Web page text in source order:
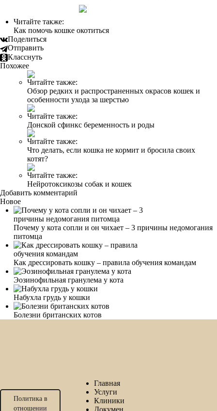
Читайте также:
Как помочь кошке окотиться
Поделиться
Отправить
Класснуть
Похожее
Читайте также:
Обзор редких и распространенных окрасов кошек и
особенности ухода за шерстью
Читайте также:
Донской сфинкс беременность и роды
Читайте также:
Что делать, если кошка не кормит и бросила своих
котят?
Читайте также:
Нейротоксикозы собак и кошек
Добавить комментарий
Новое
Почему у кота сопли и он чихает – 3 причины недомогания
питомца
Как дрессировать кошку – правила обучения командам
Эозинофильная гранулема у кота
Набухла грудь у кошки
Болезни британских котов
Политика в
отношении
Главная
Услуги
Клиники
Докумен